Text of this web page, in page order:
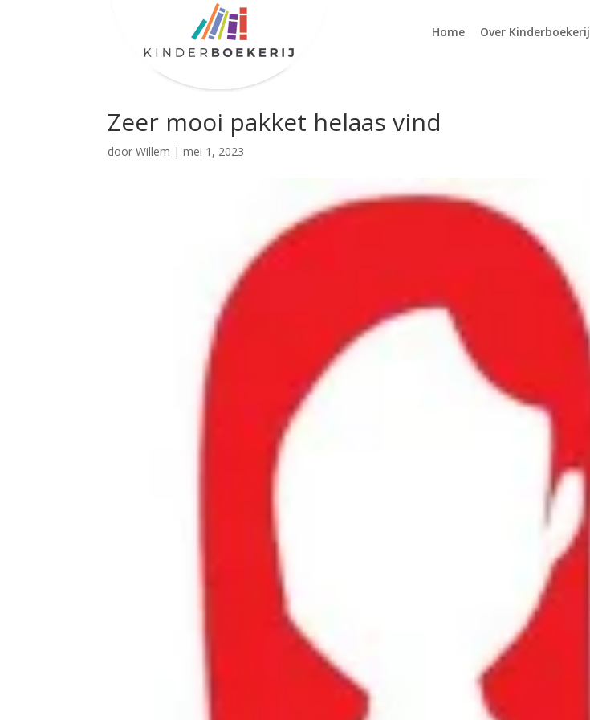
Home Over Kinderboekerij
Zeer mooi pakket helaas vind
doorWillem |mei 1, 2023